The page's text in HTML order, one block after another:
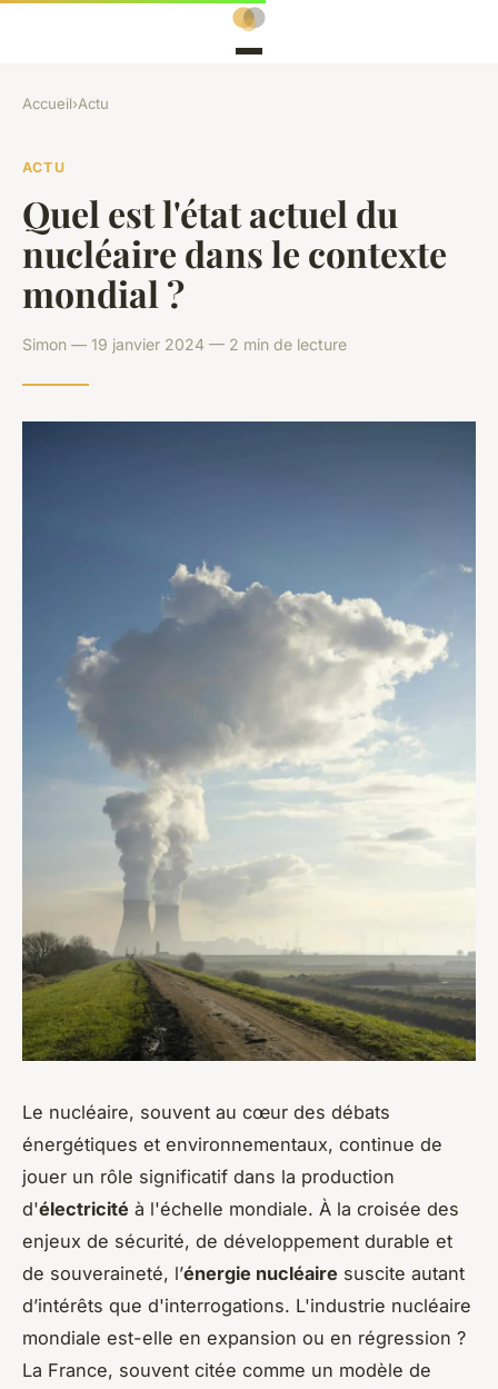
Accueil›Actu
ACTU
Quel est l'état actuel du
nucléaire dans le contexte
mondial ?
Simon — 19 janvier 2024 — 2 min de lecture
Le nucléaire, souvent au cœur des débats
énergétiques et environnementaux, continue de
jouer un rôle significatif dans la production
d'électricité à l'échelle mondiale. À la croisée des
enjeux de sécurité, de développement durable et
de souveraineté, l’énergie nucléaire suscite autant
d’intérêts que d'interrogations. L'industrie nucléaire
mondiale est-elle en expansion ou en régression ?
La France, souvent citée comme un modèle de